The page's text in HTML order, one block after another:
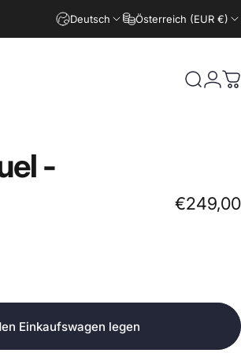
Deutsch Österreich (EUR €)
Suche
-
€249,00
Einkaufswagen legen